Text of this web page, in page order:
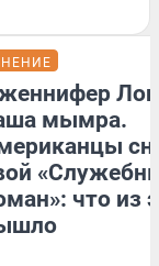
мымра.
что из